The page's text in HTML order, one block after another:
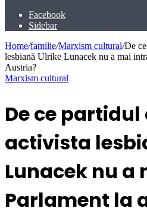
Facebook
Sidebar
Home/familie/Marxism cultural/De
lesbiană Ulrike Lunacek nu a mai
Austria?
Marxism cultural
De ce
activista
Lunacek nu
Parlament la